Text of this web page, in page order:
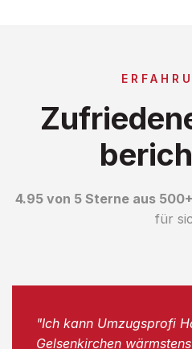
4.95 von 5 Sterne aus
für
"Ich kann Umzugsprofi
Gelsenkirchen